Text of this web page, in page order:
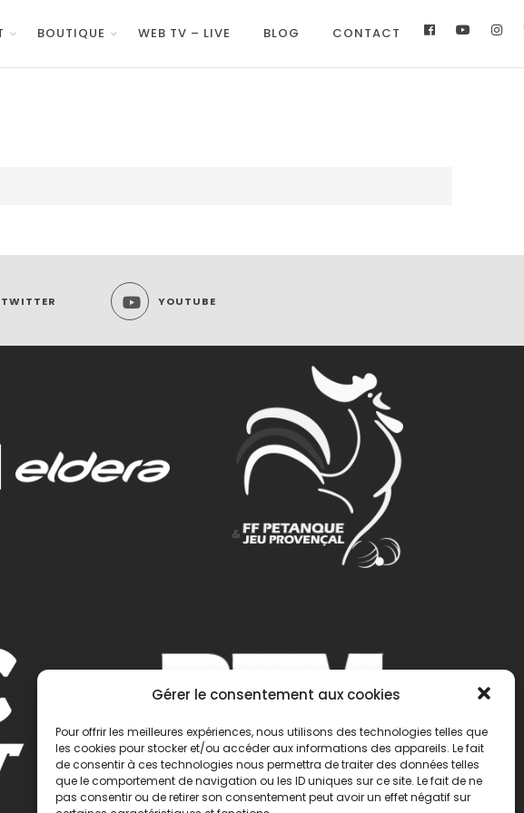
Gérer le consentement aux cookies
Pour offrir les meilleures expériences, nous utilisons des technologies telles que
les cookies pour stocker et/ou accéder aux informations des appareils. Le fait
de consentir à ces technologies nous permettra de traiter des données telles
que le comportement de navigation ou les ID uniques sur ce site. Le fait de ne
pas consentir ou de retirer son consentement peut avoir un effet négatif sur
BOUTIQUE WEB TV – LIVE BLOG CONTACT
TWITTER YOUTUBE